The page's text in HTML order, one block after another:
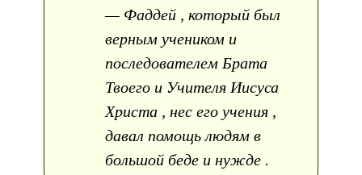
— Фаддей , который был
верным учеником и
последователем Брата
Твоего и Учителя Иисуса
Христа , нес его учения ,
давал помощь людям в
большой беде и нужде .